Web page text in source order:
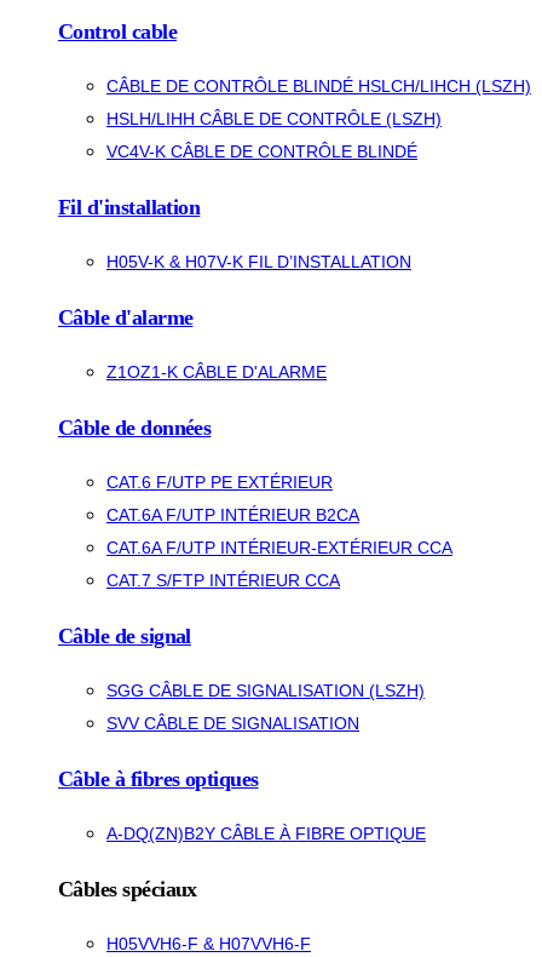
Control cable
CÂBLE DE CONTRÔLE BLINDÉ HSLCH/LIHCH (LSZH)
HSLH/LIHH CÂBLE DE CONTRÔLE (LSZH)
VC4V-K CÂBLE DE CONTRÔLE BLINDÉ
Fil d'installation
H05V-K & H07V-K FIL D’INSTALLATION
Câble d'alarme
Z1OZ1-K CÂBLE D'ALARME
Câble de données
CAT.6 F/UTP PE EXTÉRIEUR
CAT.6A F/UTP INTÉRIEUR B2CA
CAT.6A F/UTP INTÉRIEUR-EXTÉRIEUR CCA
CAT.7 S/FTP INTÉRIEUR CCA
Câble de signal
SGG CÂBLE DE SIGNALISATION (LSZH)
SVV CÂBLE DE SIGNALISATION
Câble à fibres optiques
A-DQ(ZN)B2Y CÂBLE À FIBRE OPTIQUE
Câbles spéciaux
H05VVH6-F & H07VVH6-F